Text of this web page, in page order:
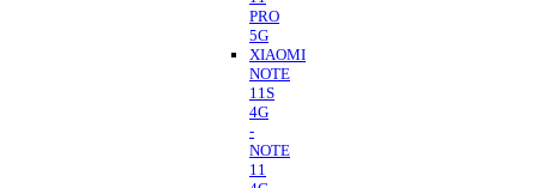
PRO
5G
XIAOMI
NOTE
11S
4G
-
NOTE
11